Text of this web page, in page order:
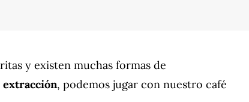
y existen muchas formas de
extracción, podemos jugar con nuestro café